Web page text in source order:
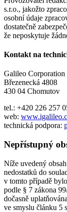
s.r.o., jakožto
osobní údaje
dostatečně
že neposkytuje
Kontakt na
Galileo Corporation
Březenecká 4808
430 04 Chomutov
tel.: +420 226 257
web:
technická podpora:
Nepřístupný
Níže uvedený
nedostatků do
v tomto případě
podle § 7 zákona
dočasně
ve smyslu článku 5